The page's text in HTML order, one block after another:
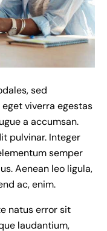
sed
viverra egestas
a accumsan.
pulvinar. Integer
semper
Aenean leo ligula,
ac, enim.
natus error sit
laudantium,